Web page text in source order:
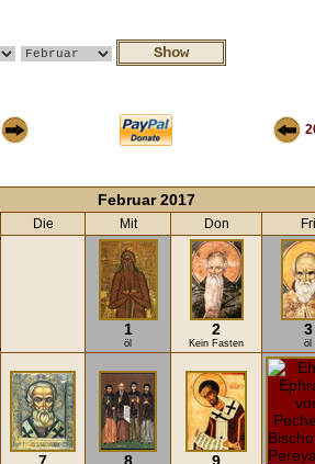
Februar 2017
Die Mit Don Fri
1
öl
2
Kein Fasten
3
öl